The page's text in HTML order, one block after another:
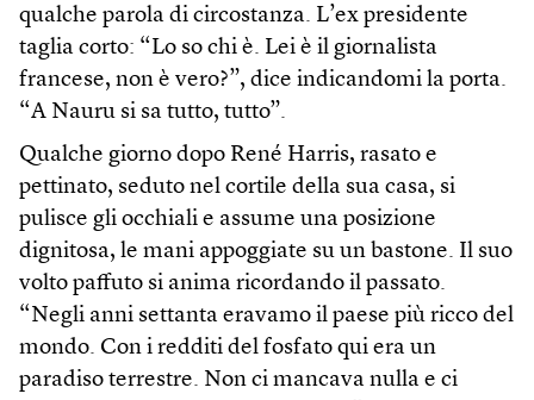
qualche parola di circostanza. L’ex presidente
taglia corto: “Lo so chi è. Lei è il giornalista
francese, non è vero?”, dice indicandomi la porta.
“A Nauru si sa tutto, tutto”.
Qualche giorno dopo René Harris, rasato e
pettinato, seduto nel cortile della sua casa, si
pulisce gli occhiali e assume una posizione
dignitosa, le mani appoggiate su un bastone. Il suo
volto paffuto si anima ricordando il passato.
“Negli anni settanta eravamo il paese più ricco del
mondo. Con i redditi del fosfato qui era un
paradiso terrestre. Non ci mancava nulla e ci